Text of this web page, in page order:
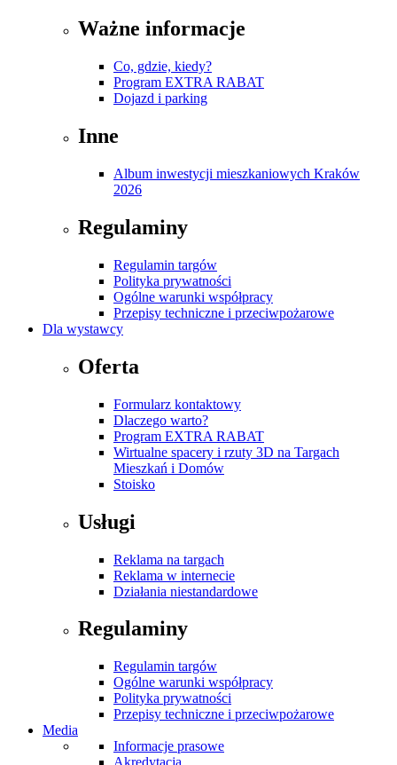
Ważne informacje
Co, gdzie, kiedy?
Program EXTRA RABAT
Dojazd i parking
Inne
Album inwestycji mieszkaniowych Kraków
2026
Regulaminy
Regulamin targów
Polityka prywatności
Ogólne warunki współpracy
Przepisy techniczne i przeciwpożarowe
Dla wystawcy
Oferta
Formularz kontaktowy
Dlaczego warto?
Program EXTRA RABAT
Wirtualne spacery i rzuty 3D na Targach
Mieszkań i Domów
Stoisko
Usługi
Reklama na targach
Reklama w internecie
Działania niestandardowe
Regulaminy
Regulamin targów
Ogólne warunki współpracy
Polityka prywatności
Przepisy techniczne i przeciwpożarowe
Media
Informacje prasowe